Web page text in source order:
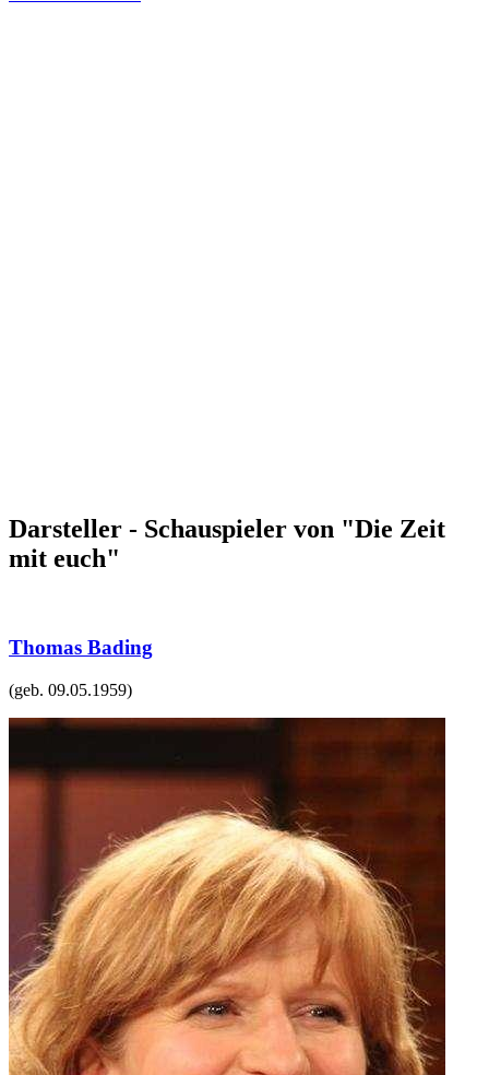
Darsteller - Schauspieler von "Die Zeit
mit euch"
Thomas Bading
(geb. 09.05.1959)